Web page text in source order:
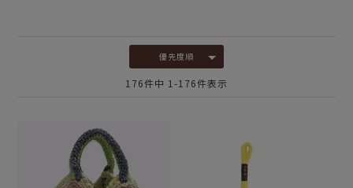
優先度順
176件中 1 -176件表示